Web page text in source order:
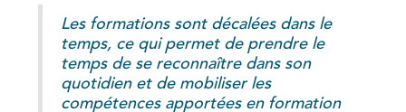
Les formations sont décalées dans le
temps, ce qui permet de prendre le
temps de se reconnaître dans son
quotidien et de mobiliser les
compétences apportées en formation